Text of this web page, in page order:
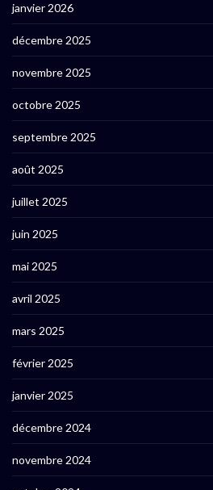
janvier 2026
décembre 2025
novembre 2025
octobre 2025
septembre 2025
août 2025
juillet 2025
juin 2025
mai 2025
avril 2025
mars 2025
février 2025
janvier 2025
décembre 2024
novembre 2024